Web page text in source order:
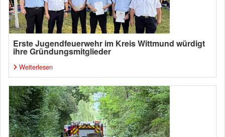
Erste Jugendfeuerwehr im Kreis Wittmund würdigt
ihre Gründungsmitglieder
Weiterlesen